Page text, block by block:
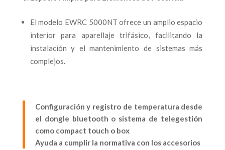
El modelo EWRC 5000NT ofrece un amplio espacio
interior para aparellaje trifásico, facilitando la
instalación y el mantenimiento de sistemas más
complejos.
Configuración y registro de temperatura desde
el dongle bluetooth o sistema de telegestión
como compact touch o box
Ayuda a cumplir la normativa con los accesorios